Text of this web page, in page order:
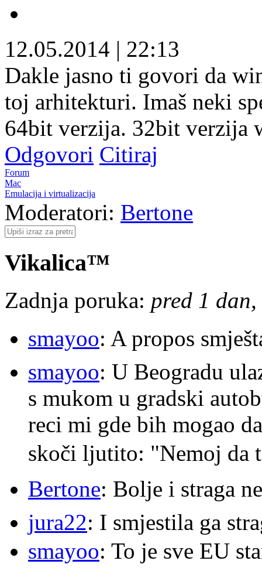
12.05.2014 | 22:13
Dakle jasno ti govori da
toj arhitekturi. Imaš neki
64bit verzija. 32bit verzija
Odgovori Citiraj
Forum
Mac
Emulacija i virtualizacija
Moderatori: Bertone
Vikalica™
Zadnja poruka: pred 1
smayoo: A propos
smayoo: U Beogradu
s mukom u gradski
reci mi gde bih mogao
skoči ljutito: "Nemoj da
Bertone: Bolje i straga
jura22: I smjestila ga
smayoo: To je sve EU